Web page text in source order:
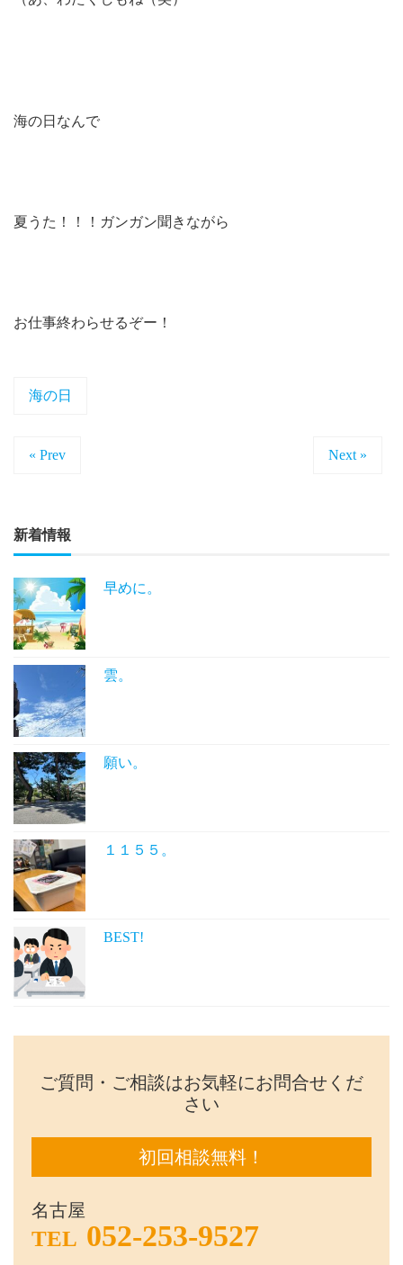
海の日なんで
夏うた！！！ガンガン聞きながら
お仕事終わらせるぞー！
海の日
« Prev Next »
新着情報
早めに。
雲。
願い。
１１５５。
BEST!
ご質問・ご相談はお気軽にお問合せくだ
さい
初回相談無料！
名古屋
TEL 052-253-9527